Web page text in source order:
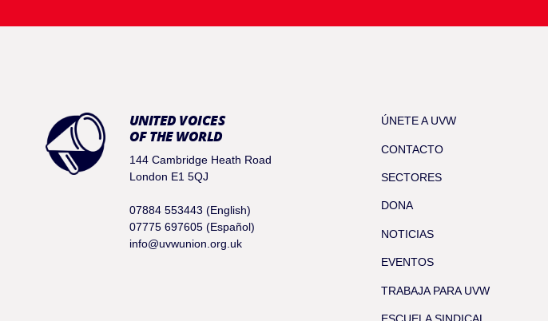
UNITED VOICES
OF THE WORLD
144 Cambridge Heath Road
London E1 5QJ
07884 553443 (English)
07775 697605 (Español)
info@uvwunion.org.uk
ÚNETE A UVW
CONTACTO
SECTORES
DONA
NOTICIAS
EVENTOS
TRABAJA PARA UVW